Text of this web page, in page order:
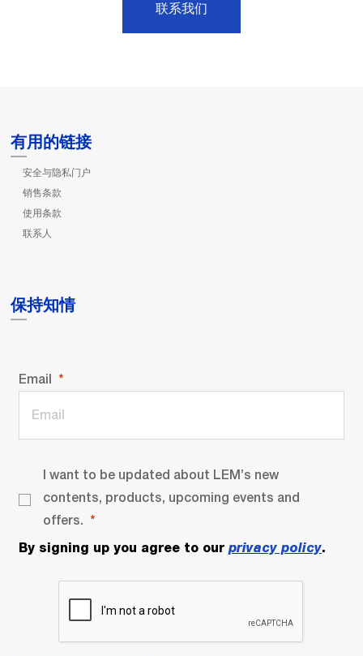
联系我们
有用的链接
安全与隐私门户
销售条款
使用条款
联系人
保持知情
Email
I want to be updated about LEM’s new
contents, products, upcoming events and
offers.
By signing up you agree to our privacy policy.